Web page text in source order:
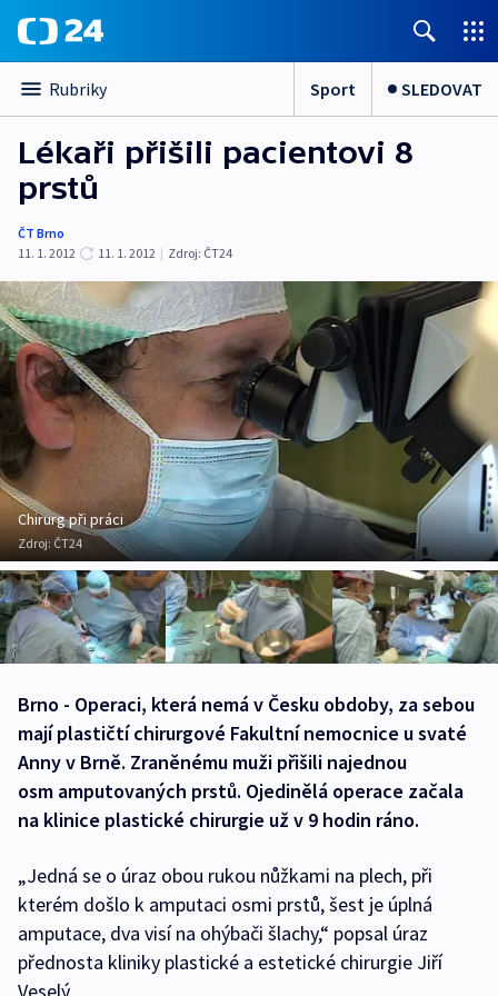
Rubriky Sport SLEDOVAT
Lékaři přišili pacientovi 8
prstů
ČT Brno
11. 1. 2012
11. 1. 2012 | Zdroj: ČT24
Chirurg při práci
Zdroj: ČT24
Brno - Operaci, která nemá v Česku obdoby, za sebou
mají plastičtí chirurgové Fakultní nemocnice u svaté
Anny v Brně. Zraněnému muži přišili najednou
osm amputovaných prstů. Ojedinělá operace začala
na klinice plastické chirurgie už v 9 hodin ráno.
„Jedná se o úraz obou rukou nůžkami na plech, při
kterém došlo k amputaci osmi prstů, šest je úplná
amputace, dva visí na ohýbači šlachy,“ popsal úraz
přednosta kliniky plastické a estetické chirurgie Jiří